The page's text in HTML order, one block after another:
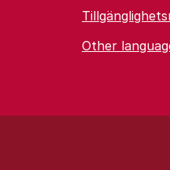
Other